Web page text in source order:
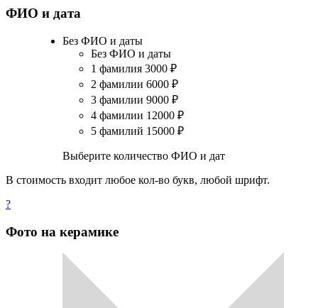
ФИО и дата
Без ФИО и даты
Без ФИО и даты
1 фамилия 3000 ₽
2 фамилии 6000 ₽
3 фамилии 9000 ₽
4 фамилии 12000 ₽
5 фамилий 15000 ₽
Выберите количество ФИО и дат
В стоимость входит любое кол-во букв, любой шрифт.
?
Фото на керамике